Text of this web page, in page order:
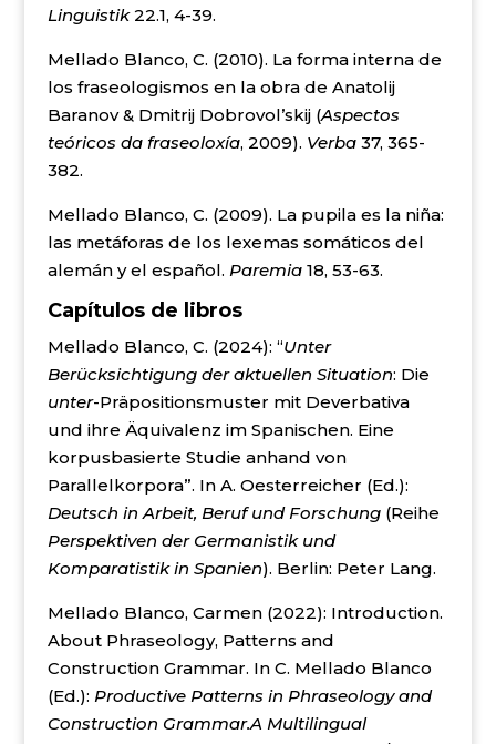
Linguistik22.1, 4-39.
Mellado Blanco, C. (2010). La forma interna de
los fraseologismos en la obra de Anatolij
Baranov & Dmitrij Dobrovol’skij (Aspectos
teóricos da fraseoloxía, 2009). Verba37, 365-
382.
Mellado Blanco, C. (2009). La pupila es la niña:
las metáforas de los lexemas somáticos del
alemán y el español. Paremia18, 53-63.
Capítulos de libros
Mellado Blanco, C. (2024): “Unter
Berücksichtigung der aktuellen Situation: Die
unter-Präpositionsmuster mit Deverbativa
und ihre Äquivalenz im Spanischen. Eine
korpusbasierte Studie anhand von
Parallelkorpora”. In A. Oesterreicher (Ed.):
Deutsch in Arbeit, Beruf und Forschung(Reihe
Perspektiven der Germanistik und
Komparatistik in Spanien). Berlin: Peter Lang.
Mellado Blanco, Carmen (2022): Introduction.
About Phraseology, Patterns and
Construction Grammar. In C. Mellado Blanco
(Ed.): Productive Patterns in Phraseology and
Construction Grammar.A Multilingual